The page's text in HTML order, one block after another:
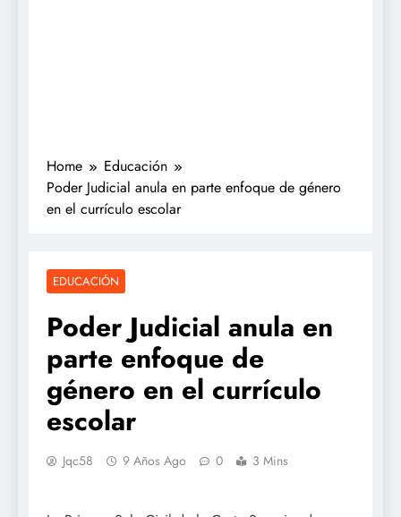
Home
Educación
Poder Judicial anula en parte enfoque de género
en el currículo escolar
EDUCACIÓN
Poder Judicial anula en
parte enfoque de
género en el currículo
escolar
Jqc58 9 Años Ago 0 3 Mins